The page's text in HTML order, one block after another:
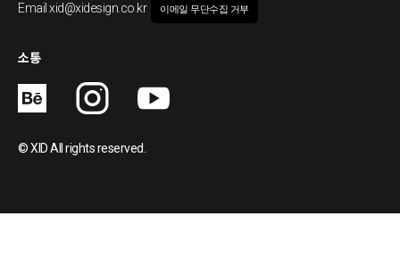
© XID All rights reserved.
Email xid@xidesign.co.kr 이메일 무단수집 거부
소통